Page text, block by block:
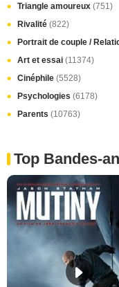
Triangle amoureux (751)
Rivalité (822)
Portrait de couple /
Art et essai (11374)
Cinéphile (5528)
Psychologies (6178)
Parents (10763)
Top Bandes-